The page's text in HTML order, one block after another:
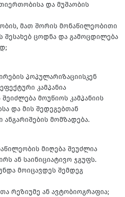
და მუშაობის
მათ შორის მონაწილეობითი
შესახებ ცოდნა და გამოცდილება
პოპულარიზაციისკენ
კამპანია
მოუწიოს კამპანიის
და მის შედეგებთან
ანგარიშების მომზადება.
მიღება შეუძლია
ან საინიციატივო ჯგუფს.
მოიცავდეს შემდეგ
რეზიუმე ან ავტობიოგრაფია;